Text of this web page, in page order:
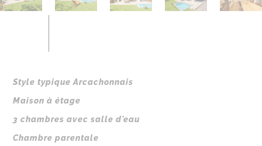
Style typique Arcachonnais
Maison à étage
3 chambres avec salle d'eau
Chambre parentale